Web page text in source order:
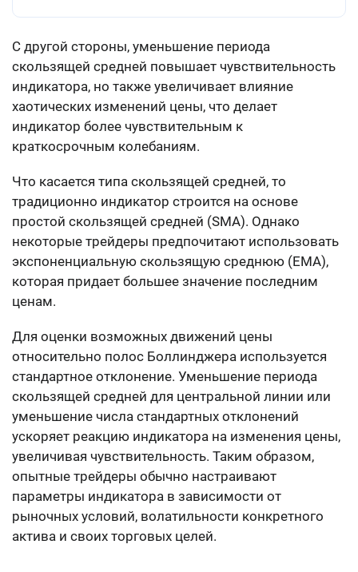
С другой стороны, уменьшение периода
скользящей средней повышает чувствительность
индикатора, но также увеличивает влияние
хаотических изменений цены, что делает
индикатор более чувствительным к
краткосрочным колебаниям.
Что касается типа скользящей средней, то
традиционно индикатор строится на основе
простой скользящей средней (SMA). Однако
некоторые трейдеры предпочитают использовать
экспоненциальную скользящую среднюю (EMA),
которая придает большее значение последним
ценам.
Для оценки возможных движений цены
относительно полос Боллинджера используется
стандартное отклонение. Уменьшение периода
скользящей средней для центральной линии или
уменьшение числа стандартных отклонений
ускоряет реакцию индикатора на изменения цены,
увеличивая чувствительность. Таким образом,
опытные трейдеры обычно настраивают
параметры индикатора в зависимости от
рыночных условий, волатильности конкретного
актива и своих торговых целей.